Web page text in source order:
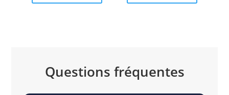
Questions fréquentes